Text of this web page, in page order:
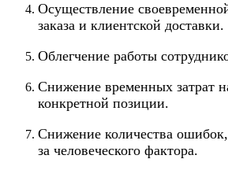
Осуществление
заказа и клиентской доставки.
Облегчение работы
Снижение временных затрат
конкретной позиции.
Снижение количества
за человеческого фактора.